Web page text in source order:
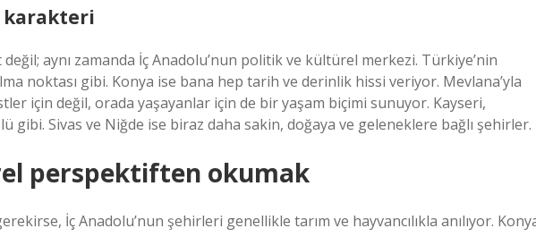
karakteri
aynı zamanda İç Anadolu’nun politik ve kültürel merkezi. Türkiye’nin
noktası gibi. Konya ise bana hep tarih ve derinlik hissi veriyor. Mevlana’yla
için değil, orada yaşayanlar için de bir yaşam biçimi sunuyor. Kayseri,
gibi. Sivas ve Niğde ise biraz daha sakin, doğaya ve geleneklere bağlı şehirler.
perspektiften okumak
İç Anadolu’nun şehirleri genellikle tarım ve hayvancılıkla anılıyor.